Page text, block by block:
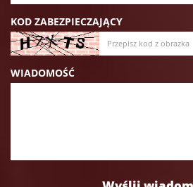
KOD ZABEZPIECZAJĄCY
WIADOMOŚĆ